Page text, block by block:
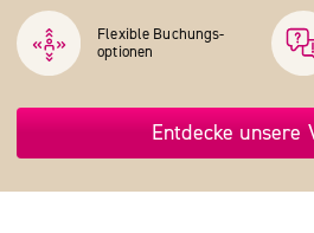
Flexible Buchungs­
optionen
Entdecke unsere